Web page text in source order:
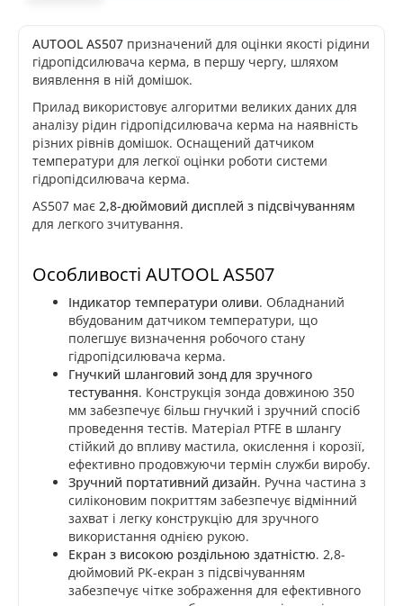
AUTOOL AS507 призначений для оцінки якості рідини
гідропідсилювача керма, в першу чергу, шляхом
виявлення в ній домішок.
Прилад використовує алгоритми великих даних для
аналізу рідин гідропідсилювача керма на наявність
різних рівнів домішок. Оснащений датчиком
температури для легкої оцінки роботи системи
гідропідсилювача керма.
AS507 має 2,8-дюймовий дисплей з підсвічуванням
для легкого зчитування.
Особливості AUTOOL AS507
Індикатор температури оливи. Обладнаний
вбудованим датчиком температури, що
полегшує визначення робочого стану
гідропідсилювача керма.
Гнучкий шланговий зонд для зручного
тестування. Конструкція зонда довжиною 350
мм забезпечує більш гнучкий і зручний спосіб
проведення тестів. Матеріал PTFE в шлангу
стійкий до впливу мастила, окислення і корозії,
ефективно продовжуючи термін служби виробу.
Зручний портативний дизайн. Ручна частина з
силіконовим покриттям забезпечує відмінний
захват і легку конструкцію для зручного
використання однією рукою.
Екран з високою роздільною здатністю. 2,8-
дюймовий РК-екран з підсвічуванням
забезпечує чітке зображення для ефективного